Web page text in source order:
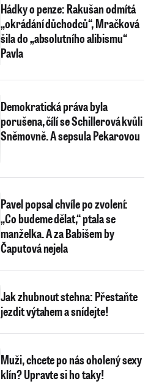
Hádky o penze: Rakušan odmítá
„okrádání důchodců“, Mračková
šila do „absolutního alibismu“
Pavla
Demokratická práva byla
porušena, čílí se Schillerová kvůli
Sněmovně. A sepsula Pekarovou
Pavel popsal chvíle po zvolení:
„Co budeme dělat,“ ptala se
manželka. A za Babišem by
Čaputová nejela
Jak zhubnout stehna: Přestaňte
jezdit výtahem a snídejte!
Muži, chcete po nás oholený sexy
klín? Upravte si ho taky!